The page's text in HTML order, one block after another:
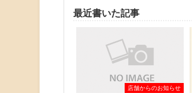
最近書いた記事
店舗からのお知らせ